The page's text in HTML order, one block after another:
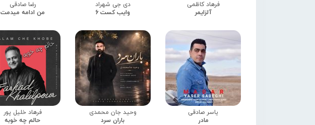
فرهاد کاظمی
آلزایمر
دی جی شهراد
وایب کست 6
رضا صادقی
من ادامه میدمت
یاسر صادقی
مادر
وحید جان محمدی
باران سرد
فرهاد خلیل پور
حالم چه خوبه